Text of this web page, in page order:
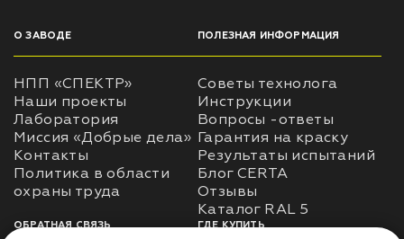
О ЗАВОДЕ
НПП «СПЕКТР»
Наши проекты
Лаборатория
Миссия «Добрые дела»
Контакты
Политика в области
ПОЛЕЗНАЯ ИНФОРМАЦИЯ
Советы технолога
Инструкции
Вопросы -ответы
Гарантия на краску
Результаты испытаний
Блог CERTA
Отзывы
Каталог RAL 5
ОБРАТНАЯ СВЯЗЬ ГДЕ КУПИТЬ